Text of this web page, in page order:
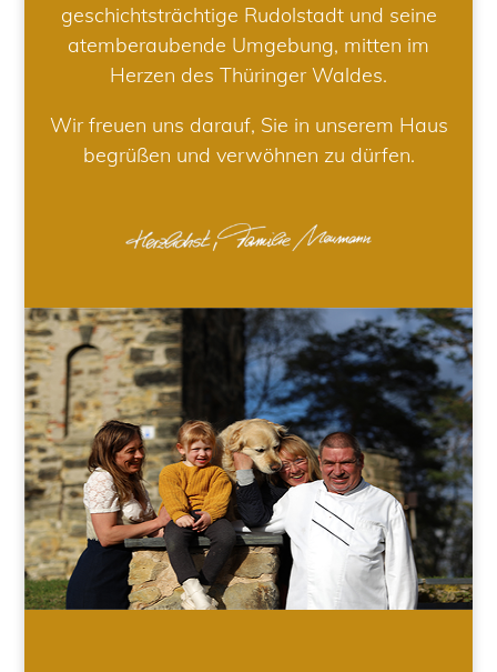
geschichtsträchtige Rudolstadt und seine
atemberaubende Umgebung, mitten im
Herzen des Thüringer Waldes.
Wir freuen uns darauf, Sie in unserem Haus
begrüßen und verwöhnen zu dürfen.